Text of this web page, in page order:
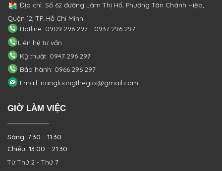
Địa chỉ: Số 62 đường Lâm Thị Hố, PhườngTân Chánh Hiệp,
Quận 12, TP. Hồ Chí Minh
Hotline: 0909 296 297 - 0937 296 297
Liên hệ tư vấn
Kỹ thuật: 0947 296 297
Bảo hành: 0966 296 297
Email: nangluongthegioi@gmail.com
GIỜ LÀM VIỆC
Sáng: 7:30 - 11:30
Chiều: 13:00 - 21:30
Từ Thứ 2 - Thứ 7